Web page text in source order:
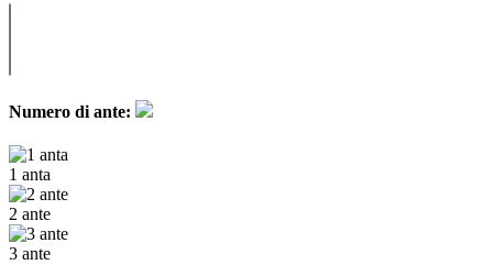
Numero di ante:
1 anta
2 ante
3 ante